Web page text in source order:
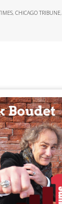
,CHICAGO TRIBUNE,